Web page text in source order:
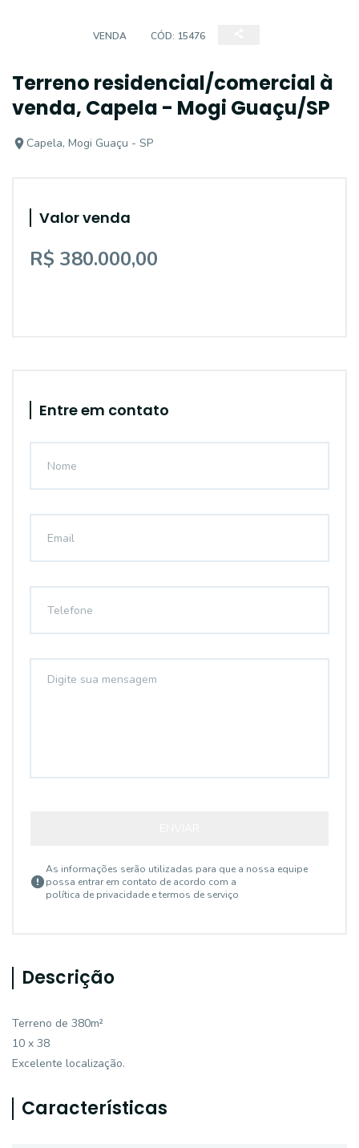
VENDA CÓD: 15476
Terreno residencial/comercial à
venda, Capela - Mogi Guaçu/SP
Capela, Mogi Guaçu - SP
Valor venda
R$ 380.000,00
Entre em contato
As informações serão utilizadas para que a nossa equipe
possa entrar em contato de acordo com a
política de privacidade e termos de serviço
Descrição
Terreno de 380m²
10 x 38
Excelente localização.
Características